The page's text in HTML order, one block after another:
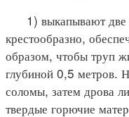
1) выкапывают две
крестообразно,
образом, чтобы труп
глубиной 0,5 метров.
соломы, затем дрова
твердые горючие